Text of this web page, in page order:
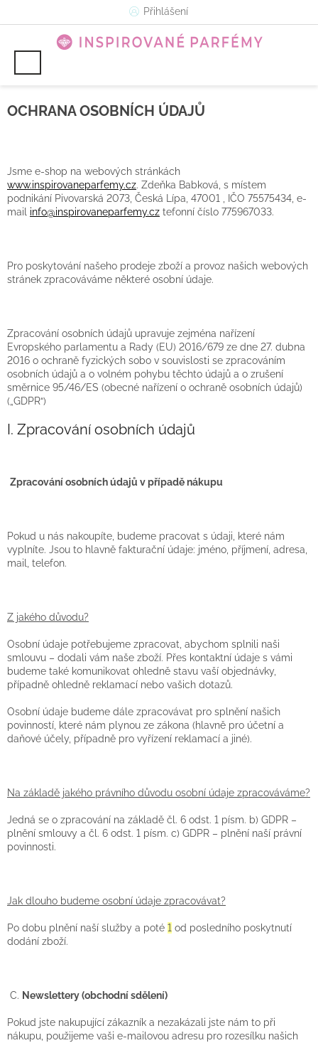
Přihlášení
OCHRANA OSOBNÍCH ÚDAJŮ
Jsme e-shop na webových stránkách
www.inspirovaneparfemy.cz. Zdeňka Babková, s místem
podnikání Pivovarská 2073, Česká Lípa, 47001 , IČO 75575434, e-
mail info@inspirovaneparfemy.cz tefonní číslo 775967033.
Pro poskytování našeho prodeje zboží a provoz našich webových
stránek zpracováváme některé osobní údaje.
Zpracování osobních údajů upravuje zejména nařízení
Evropského parlamentu a Rady (EU) 2016/679 ze dne 27. dubna
2016 o ochraně fyzických sobo v souvislosti se zpracováním
osobních údajů a o volném pohybu těchto údajů a o zrušení
směrnice 95/46/ES (obecné nařízení o ochraně osobních údajů)
(„GDPR“)
I. Zpracování osobních údajů
Zpracování osobních údajů v případě nákupu
Pokud u nás nakoupíte, budeme pracovat s údaji, které nám
vyplníte. Jsou to hlavně fakturační údaje: jméno, příjmení, adresa,
mail, telefon.
Z jakého důvodu?
Osobní údaje potřebujeme zpracovat, abychom splnili naši
smlouvu – dodali vám naše zboží. Přes kontaktní údaje s vámi
budeme také komunikovat ohledně stavu vaší objednávky,
případně ohledně reklamací nebo vašich dotazů.
Osobní údaje budeme dále zpracovávat pro splnění našich
povinností, které nám plynou ze zákona (hlavně pro účetní a
daňové účely, případně pro vyřízení reklamací a jiné).
Na základě jakého právního důvodu osobní údaje zpracováváme?
Jedná se o zpracování na základě čl. 6 odst. 1 písm. b) GDPR –
plnění smlouvy a čl. 6 odst. 1 písm. c) GDPR – plnění naší právní
povinnosti.
Jak dlouho budeme osobní údaje zpracovávat?
Po dobu plnění naší služby a poté 1 od posledního poskytnutí
dodání zboží.
C. Newslettery (obchodní sdělení)
Pokud jste nakupující zákazník a nezakázali jste nám to při
nákupu, použijeme vaši e-mailovou adresu pro rozesílku našich